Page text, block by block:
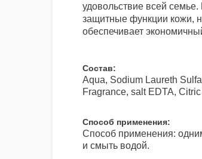
удовольствие всей
защитные функции кожи,
обеспечивает
Состав:
Aqua, Sodium Laureth
Fragrance, salt EDTA,
Способ применения:
Способ применения:
и смыть водой.